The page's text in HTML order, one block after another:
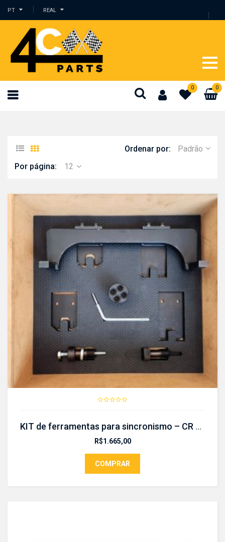
PT REAL
0 0
Ordenar por:
Padrão
Por página:
12
KIT de ferramentas para sincronismo – CR 396 KIT
R$1.665,00
COMPRAR